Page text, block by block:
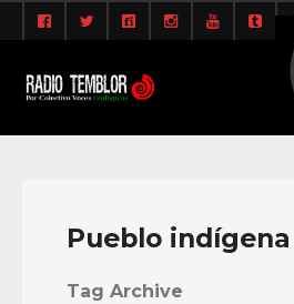
Pueblo
Tag Archive